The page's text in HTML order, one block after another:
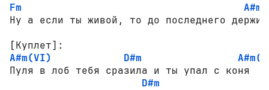
Fm
[Куплет]:
A#m(VI)
D#m
Пуля в лоб тебя сразила и ты упал с коня
D#m